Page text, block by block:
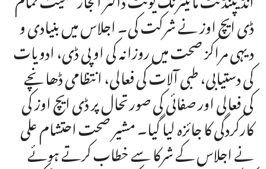
ڈی ایچ اوز نے شرکت کی۔ اجلاس میں بنیادی و
دیہی مراکز صحت میں روزانہ کی او پی ڈی، ادویات
کی دستیابی، طبی آلات کی فعالی، انتظامی ڈھانچے
کی فعالی اور صفائی کی صورتحال پر ڈی ایچ اوز کی
کارکردگی کا جائزہ لیا گیا۔ مشیر صحت احتشام علی
نے اجلاس کے شرکا سے خطاب کرتے ہوئے